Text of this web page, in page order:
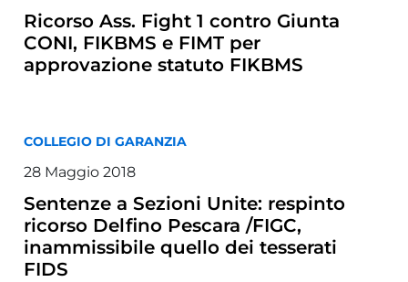
Ricorso Ass. Fight 1 contro Giunta
CONI, FIKBMS e FIMT per
approvazione statuto FIKBMS
COLLEGIO DI GARANZIA
28 Maggio 2018
Sentenze a Sezioni Unite: respinto
ricorso Delfino Pescara /FIGC,
inammissibile quello dei tesserati
FIDS